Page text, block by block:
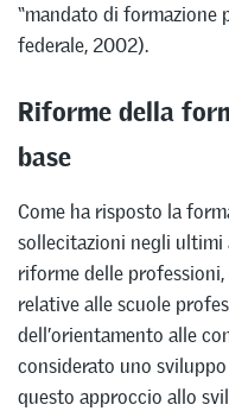
“mandato di formazione
federale, 2002).
Riforme della
base
Come ha risposto la
sollecitazioni negli ultimi
riforme delle
relative alle scuole
dell’orientamento alle
considerato uno
questo approccio allo